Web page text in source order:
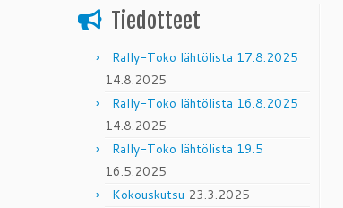
Tiedotteet
Rally-Toko lähtölista 17.8.2025
14.8.2025
Rally-Toko lähtölista 16.8.2025
14.8.2025
Rally-Toko lähtölista 19.5
16.5.2025
Kokouskutsu 23.3.2025